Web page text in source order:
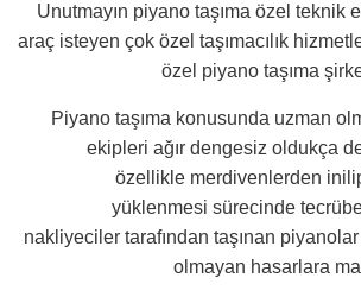
Unutmayın piyano taşıma özel teknik
araç isteyen çok özel taşımacılık
özel piyano taşıma
Piyano taşıma konusunda uzman
ekipleri ağır dengesiz oldukça
özellikle merdivenlerden inilip
yüklenmesi sürecinde
nakliyeciler tarafından taşınan
olmayan hasarlara